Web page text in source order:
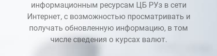
информационным ресурсам ЦБ РУз в сети
Интернет, с возможностью просматривать и
получать обновленную информацию, в том
числе сведения о курсах валют.